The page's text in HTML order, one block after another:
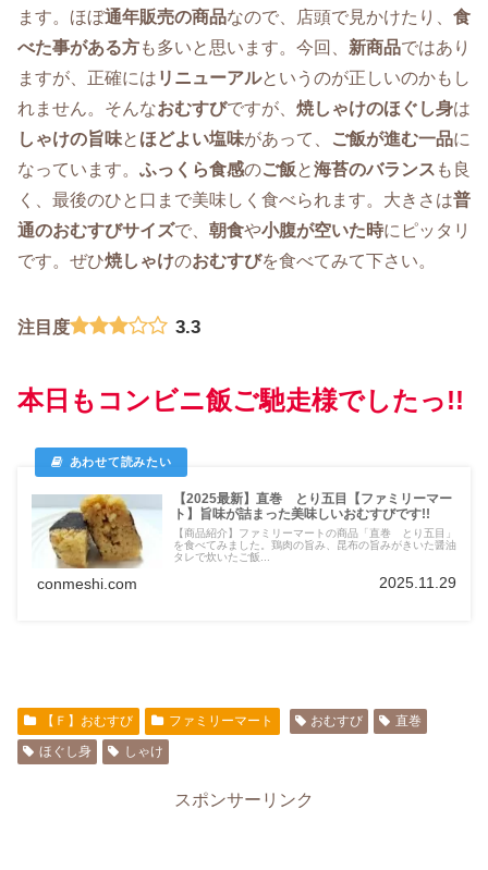
ます。ほぼ通年販売の商品なので、店頭で見かけたり、 食
べた事がある方も多いと思います。今回、 新商品ではあり
ますが、正確には リニューアルというのが正しいのかもし
れません。そんなおむすびですが、 焼しゃけのほぐし身は
しゃけの旨味と ほどよい塩味があって、 ご飯が進む一品に
なっています。 ふっくら食感のご飯と海苔のバランス も良
く、最後のひと口まで美味しく食べられます。大きさは普
通のおむすびサイズで、 朝食や小腹が空いた時にピッタリ
です。ぜひ焼しゃけのおむすびを食べてみて下さい。
注目度 3.3
本日もコンビニ飯ご馳走様でしたっ!!
【2025最新】直巻 とり五目【ファミリーマー
ト】旨味が詰まった美味しいおむすびです!!
【商品紹介】ファミリーマートの商品「直巻 とり五目」
を食べてみました。鶏肉の旨み、昆布の旨みがきいた醤油
タレで炊いたご飯...
conmeshi.com 2025.11.29
【Ｆ】おむすび ファミリーマート おむすび
直巻
ほぐし身
しゃけ
スポンサーリンク